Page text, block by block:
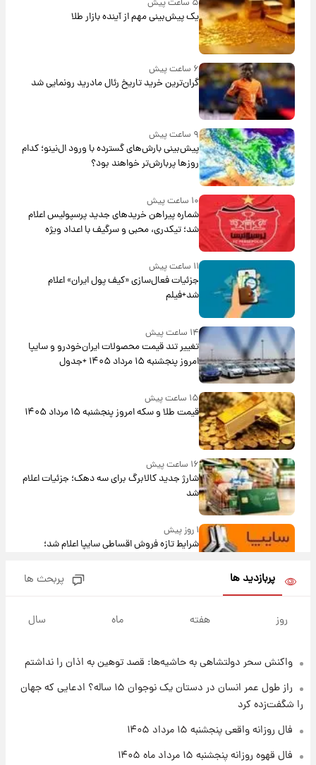
۵ ساعت پیش
یک پیش‌بینی مهم از آینده بازار طلا
۶ ساعت پیش
گران‌ترین خرید تاریخ رئال مادرید رونمایی شد
۹ ساعت پیش
پیش‌بینی بارش‌های گسترده با ورود ال‌نینو؛ کدام
روزها پربارش‌تر خواهند بود؟
۱۰ ساعت پیش
شماره پیراهن خریدهای جدید پرسپولیس اعلام
شد؛ تیکدری، محبی و سرگیف با اعداد ویژه
۱۱ ساعت پیش
جزئیات فعال‌سازی «کیف پول ایران» اعلام
شد+فیلم
۱۴ ساعت پیش
تغییر تند قیمت محصولات ایران‌خودرو و سایپا
امروز پنجشنبه ۱۵ مرداد ۱۴۰۵ +جدول
۱۵ ساعت پیش
قیمت طلا و سکه امروز پنجشنبه ۱۵ مرداد ۱۴۰۵
۱۶ ساعت پیش
شارژ جدید کالابرگ برای سه دهک؛ جزئیات اعلام
شد
۱ روز پیش
شرایط تازه فروش اقساطی سایپا اعلام شد؛
قیمت سکه و طلا فردا
۲۱ ساعت پیش
۲۲ ساعت پیش
پربازدید ها پربحث ها
روز هفته ماه سال
واکنش سحر دولتشاهی به حاشیه‌ها: قصد توهین به اذان را نداشتم
راز طول عمر انسان در دستان یک نوجوان ۱۵ ساله؟ ادعایی که جهان
را شگفت‌زده کرد
فال روزانه واقعی پنجشنبه ۱۵ مرداد ۱۴۰۵
فال قهوه روزانه پنجشنبه ۱۵ مرداد ماه ۱۴۰۵